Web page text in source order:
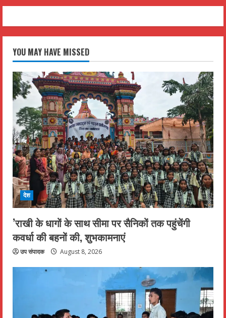
YOU MAY HAVE MISSED
देश
’राखी के धागों के साथ सीमा पर सैनिकों तक पहुंचेंगी
कवर्धा की बहनों की, शुभकामनाएं
उप संपादक August 8, 2026